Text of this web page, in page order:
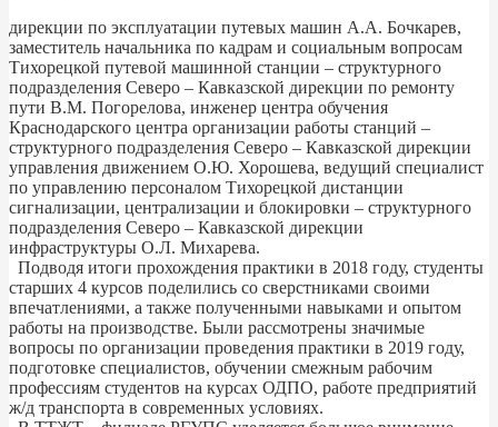
дирекции по эксплуатации путевых машин А.А. Бочкарев,
заместитель начальника по кадрам и социальным вопросам
Тихорецкой путевой машинной станции – структурного
подразделения Северо – Кавказской дирекции по ремонту
пути В.М. Погорелова, инженер центра обучения
Краснодарского центра организации работы станций –
структурного подразделения Северо – Кавказской дирекции
управления движением О.Ю. Хорошева, ведущий специалист
по управлению персоналом Тихорецкой дистанции
сигнализации, централизации и блокировки – структурного
подразделения Северо – Кавказской дирекции
инфраструктуры О.Л. Михарева.
Подводя итоги прохождения практики в 2018 году, студенты
старших 4 курсов поделились со сверстниками своими
впечатлениями, а также полученными навыками и опытом
работы на производстве. Были рассмотрены значимые
вопросы по организации проведения практики в 2019 году,
подготовке специалистов, обучении смежным рабочим
профессиям студентов на курсах ОДПО, работе предприятий
ж/д транспорта в современных условиях.